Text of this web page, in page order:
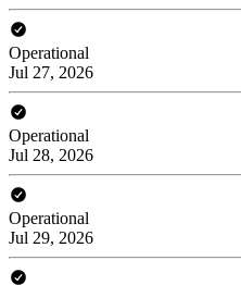
Operational
Jul 27, 2026
Operational
Jul 28, 2026
Operational
Jul 29, 2026